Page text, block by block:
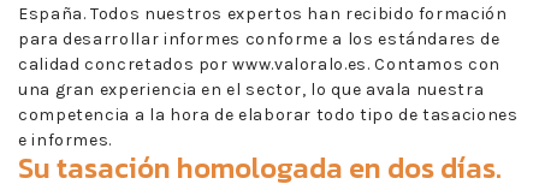
España. Todos nuestros expertos han recibido formación
para desarrollar informes conforme a los estándares de
calidad concretados por www.valoralo.es. Contamos con
una gran experiencia en el sector, lo que avala nuestra
competencia a la hora de elaborar todo tipo de tasaciones
e informes.
Su tasación homologada en dos días.